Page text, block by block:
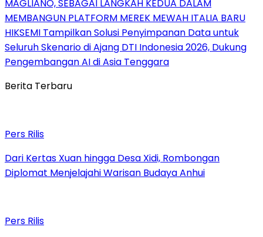
MAGLIANO, SEBAGAI LANGKAH KEDUA DALAM
MEMBANGUN PLATFORM MEREK MEWAH ITALIA BARU
HIKSEMI Tampilkan Solusi Penyimpanan Data untuk
Seluruh Skenario di Ajang DTI Indonesia 2026, Dukung
Pengembangan AI di Asia Tenggara
Berita Terbaru
Pers Rilis
Dari Kertas Xuan hingga Desa Xidi, Rombongan
Diplomat Menjelajahi Warisan Budaya Anhui
Pers Rilis